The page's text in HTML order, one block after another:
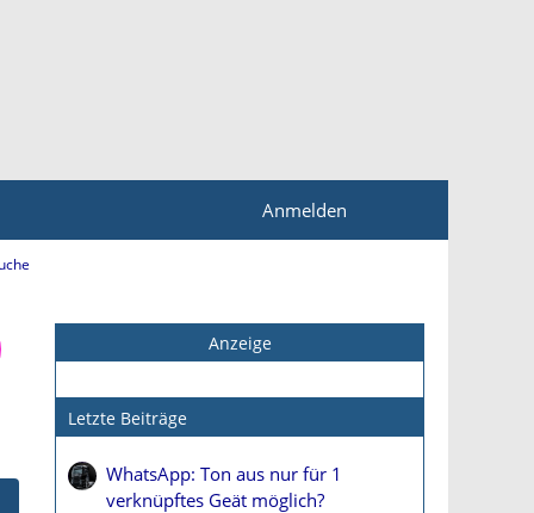
Anmelden
Anzeige
Letzte Beiträge
WhatsApp: Ton aus nur für 1
verknüpftes Geät möglich?